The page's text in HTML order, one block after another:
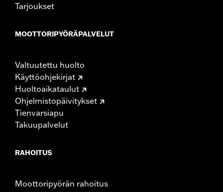
Tarjoukset
MOOTTORIPYÖRÄPALVELUT
Valtuutettu huolto
Käyttöohjekirjat
Huoltoaikataulut
Ohjelmistopäivitykset
Tienvarsiapu
Takuupalvelut
RAHOITUS
Moottoripyörän rahoitus